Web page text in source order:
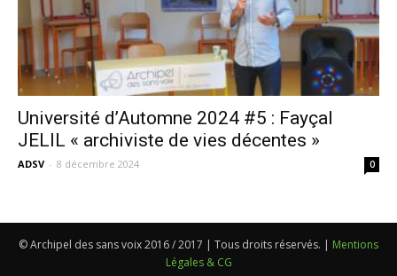
voix
Université d’Automne 2024 #5 : Fayçal
JELIL « archiviste de vies décentes »
ADSV - 8 décembre 2024 0
© Archipel des sans voix 2016 / 2017 | Tous droits réservés. | Mentions
Légales & CG